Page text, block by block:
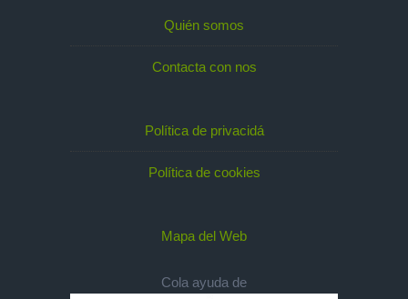
Quién somos
Contacta con nos
Política de privacidá
Política de cookies
Mapa del Web
Cola ayuda de